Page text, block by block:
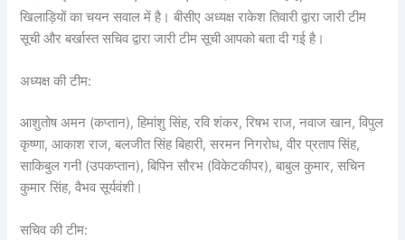
खिलाड़ियों का चयन सवाल में है। बीसीए अध्यक्ष राकेश तिवारी द्वारा जारी टीम
सूची और बर्खास्त सचिव द्वारा जारी टीम सूची आपको बता दी गई है।
अध्यक्ष की टीम:
आशुतोष अमन (कप्तान), हिमांशु सिंह, रवि शंकर, रिषभ राज, नवाज खान, विपुल
कृष्णा, आकाश राज, बलजीत सिंह बिहारी, सरमन निगरोध, वीर प्रताप सिंह,
साकिबुल गनी (उपकप्तान), बिपिन सौरभ (विकेटकीपर), बाबुल कुमार, सचिन
कुमार सिंह, वैभव सूर्यवंशी।
सचिव की टीम: